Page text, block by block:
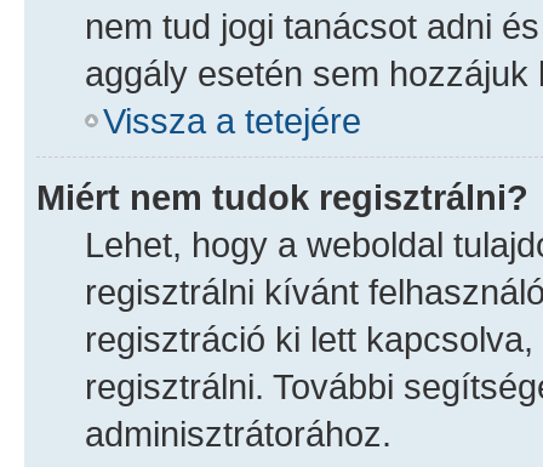
nem tud jogi tanácsot adni
aggály esetén sem hozzájuk
Vissza a tetejére
Miért nem tudok regisztrálni?
Lehet, hogy a weboldal
regisztrálni kívánt
regisztráció ki lett
regisztrálni. További
adminisztrátorához.